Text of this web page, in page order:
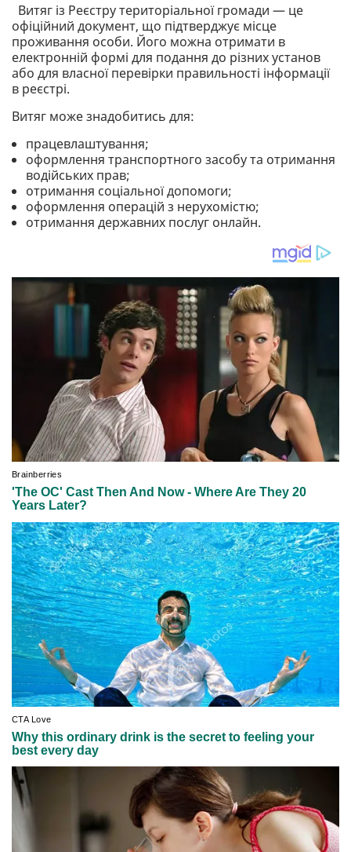
Витяг із Реєстру територіальної громади — це
офіційний документ, що підтверджує місце
проживання особи. Його можна отримати в
електронній формі для подання до різних установ
або для власної перевірки правильності інформації
в реєстрі.
Витяг може знадобитись для:
працевлаштування;
оформлення транспортного засобу та отримання
водійських прав;
отримання соціальної допомоги;
оформлення операцій з нерухомістю;
отримання державних послуг онлайн.